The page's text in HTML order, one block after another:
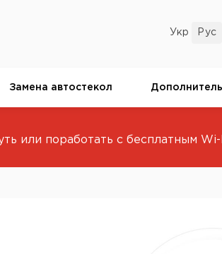
Замена автостекол
или поработать с бесплатным Wi-